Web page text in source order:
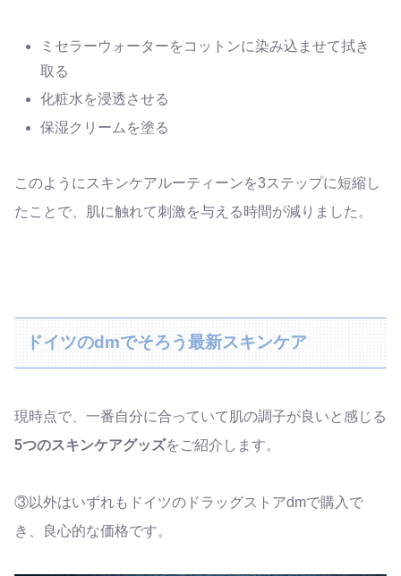
ミセラーウォーターをコットンに染み込ませて拭き
取る
化粧水を浸透させる
保湿クリームを塗る
このようにスキンケアルーティーンを3ステップに短縮し
たことで、肌に触れて刺激を与える時間が減りました。
ドイツのdmでそろう最新スキンケア
現時点で、一番自分に合っていて肌の調子が良いと感じる
5つのスキンケアグッズをご紹介します。
③以外はいずれもドイツのドラッグストアdmで購入で
き、良心的な価格です。